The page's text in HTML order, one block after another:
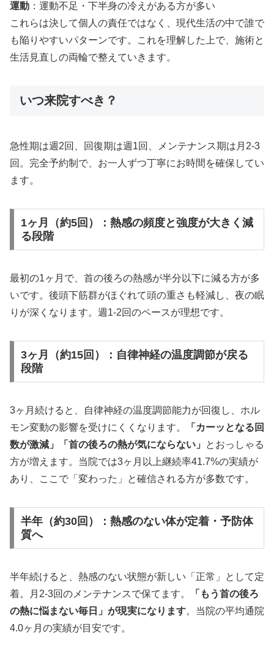
運動 ：運動不足・下半身の冷えがある方が多い
これらは決して個人の責任ではなく、現代生活の中で誰で
も陥りやすいパターンです。これを理解した上で、施術と
生活見直しの両輪で整えていきます。
いつ来院すべき？
急性期は週2回、回復期は週1回、メンテナンス期は月2-3
回。完全予約制で、お一人ずつ丁寧にお時間を確保してい
ます。
1ヶ月（約5回）：熱感の頻度と強度が大きく減
る段階
最初の1ヶ月で、首の後ろの熱感が半分以下に減る方が多
いです。後頭下筋群がほぐれて頭の重さも軽減し、夜の眠
りが深くなります。週1-2回のペースが理想です。
3ヶ月（約15回）：自律神経の温度調節が戻る
段階
3ヶ月続けると、自律神経の温度調節能力が回復し、ホル
モン変動の影響を受けにくくなります。
「カーッとなる回
数が激減」「首の後ろの熱が気にならない」
とおっしゃる
方が増えます。当院では3ヶ月以上継続率41.7%の実績が
あり、ここで「変わった」と確信される方が多数です。
半年（約30回）：熱感のない体が定着・予防体
質へ
半年続けると、熱感のない状態が新しい「正常」として定
着。月2-3回のメンテナンスで保てます。
「もう首の後ろ
の熱に悩まない毎日」が現実になります。当院の平均通院
4.0ヶ月の実績が目安です。